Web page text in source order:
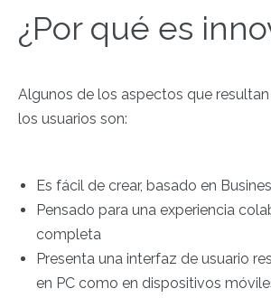
¿Por qué es
Algunos de los aspectos que
los usuarios son:
Es fácil de crear, basado en
Pensado para una experiencia
completa
Presenta una interfaz de usuario
en PC como en dispositivos